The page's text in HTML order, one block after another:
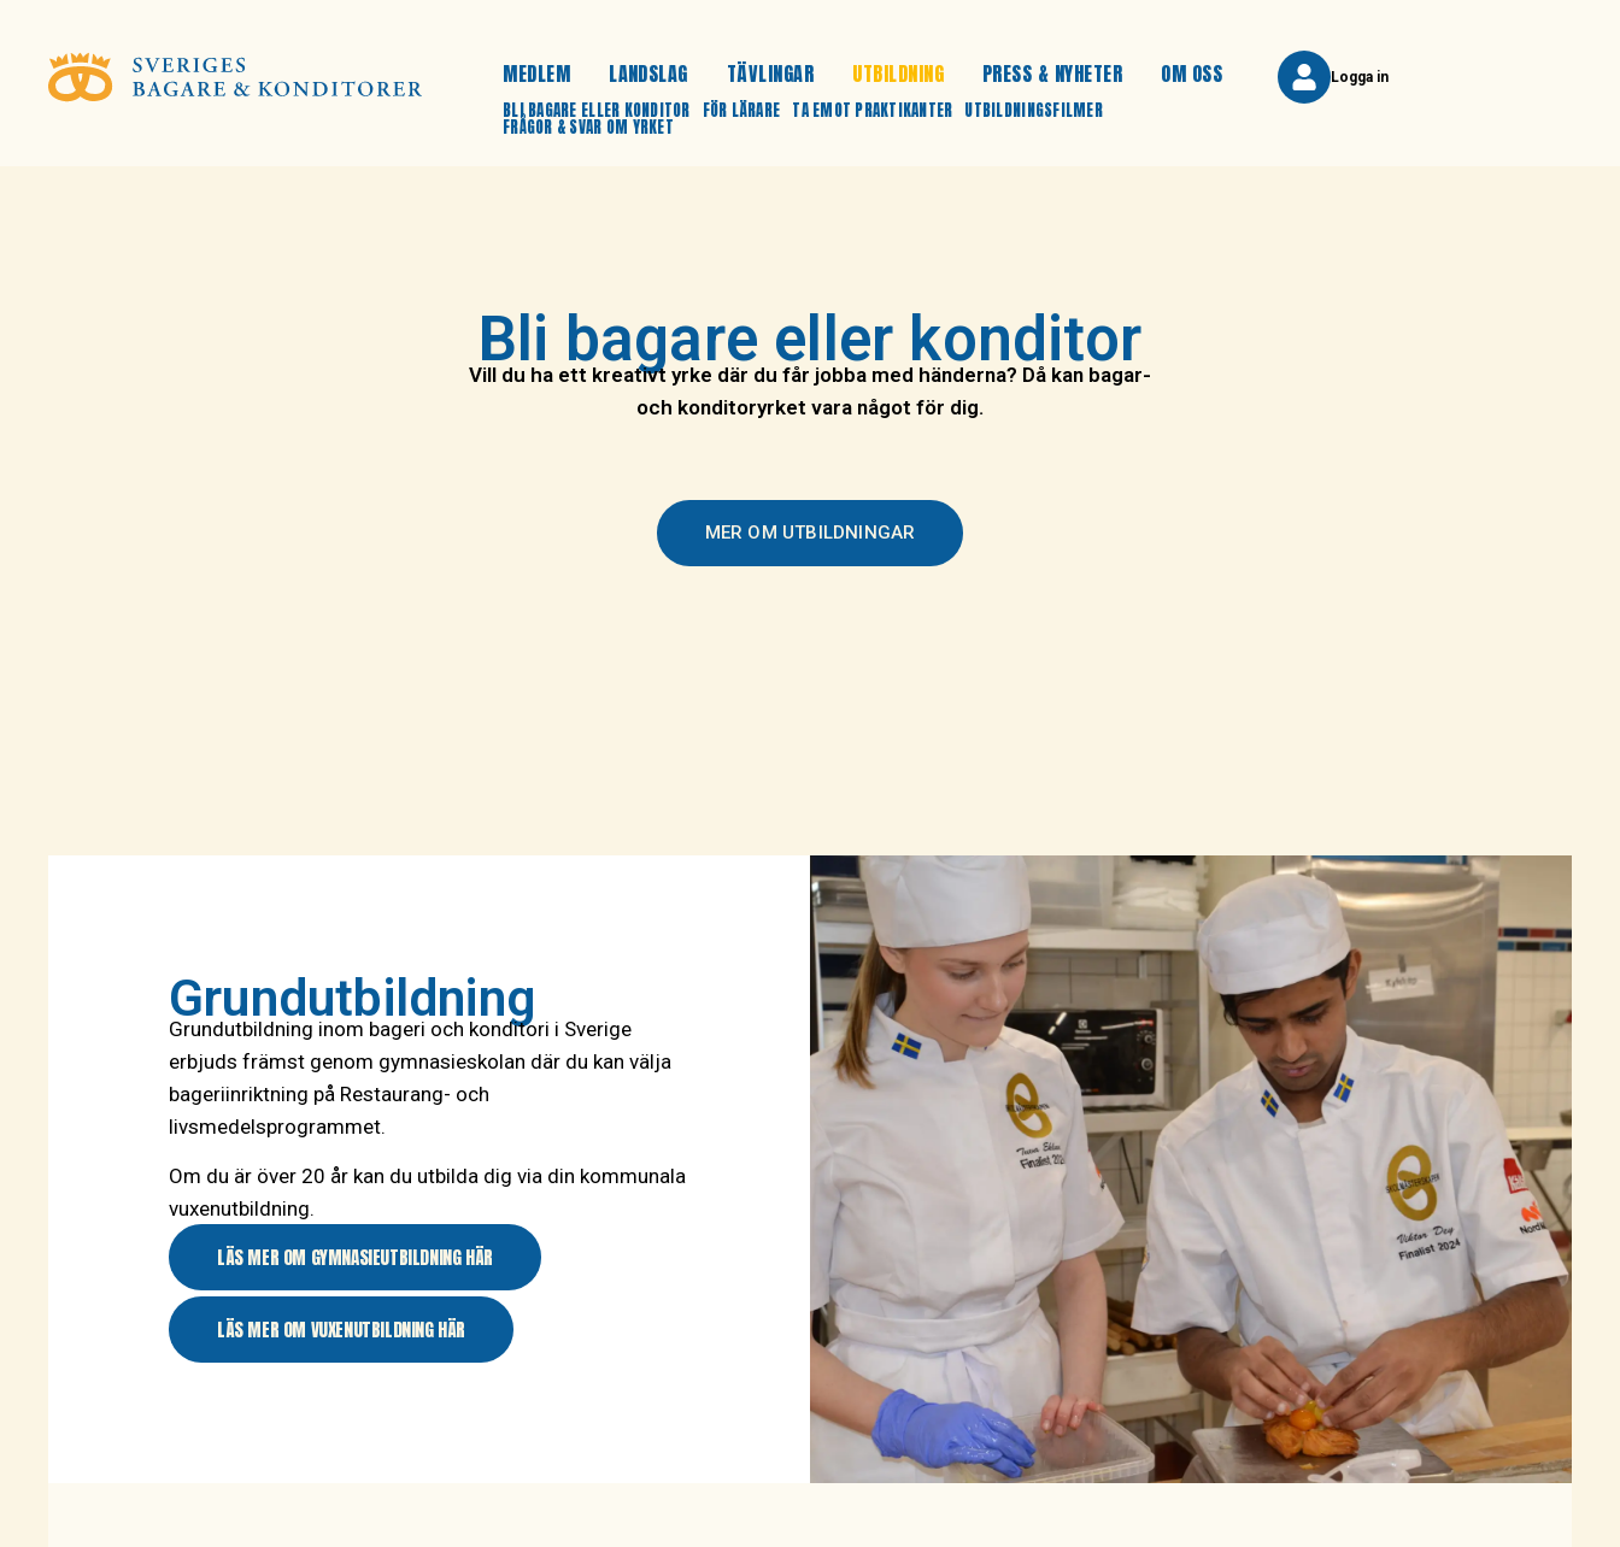
MEDLEM LANDSLAG TÄVLINGAR UTBILDNING PRESS & NYHETER OM OSS
BLI BAGARE ELLER KONDITOR FÖR LÄRARE TA EMOT PRAKTIKANTER UTBILDNINGSFILMER
FRÅGOR & SVAR OM YRKET
Logga in
Bli bagare eller konditor
Vill du ha ett kreativt yrke där du får jobba med händerna? Då kan bagar-
och konditoryrket vara något för dig.
MER OM UTBILDNINGAR
Grundutbildning
Grundutbildning inom bageri och konditori i Sverige
erbjuds främst genom gymnasieskolan där du kan välja
bageriinriktning på Restaurang- och
livsmedelsprogrammet.
Om du är över 20 år kan du utbilda dig via din kommunala
vuxenutbildning.
LÄS MER OM GYMNASIEUTBILDNING HÄR
LÄS MER OM VUXENUTBILDNING HÄR